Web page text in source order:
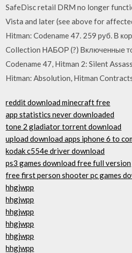
SafeDisc retail DRM no longer
Vista and later (see above for
Hitman: Codename 47. 259 pуб. В
Collection НАБОР (?) Включенные
Codename 47, Hitman 2: Silent
Hitman: Absolution, Hitman
reddit download minecraft free
app statistics never downloaded
tone 2 gladiator torrent download
upload download apps iphone 6 to
kodak c554e driver download
ps3 games download free full version
free first person shooter pc games
hhgjwpp
hhgjwpp
hhgjwpp
hhgjwpp
hhgjwpp
hhgjwpp